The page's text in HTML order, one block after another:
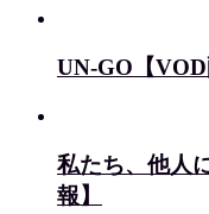
UN-GO【VOD
私たち、他人
報】